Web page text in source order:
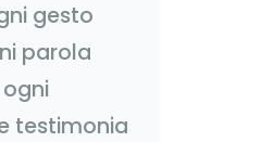
gesto
parola
testimonia